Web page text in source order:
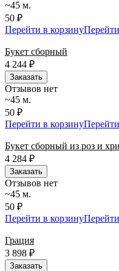
~45 м.
50 ₽
Перейти в корзину
Букет сборный
4 244 ₽
Заказать
Отзывов нет
~45 м.
50 ₽
Перейти в корзину
Букет сборный из роз и
4 284 ₽
Заказать
Отзывов нет
~45 м.
50 ₽
Перейти в корзину
Грация
3 898 ₽
Заказать